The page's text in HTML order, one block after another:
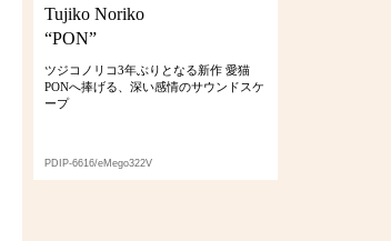
Tujiko Noriko
“PON”
ツジコノリコ3年ぶりとなる新作 愛猫
PONへ捧げる、深い感情のサウンドスケ
ープ
PDIP-6616/eMego322V